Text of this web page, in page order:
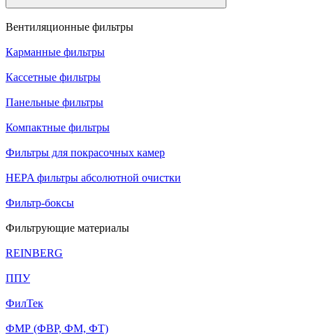
Вентиляционные фильтры
Карманные фильтры
Кассетные фильтры
Панельные фильтры
Компактные фильтры
Фильтры для покрасочных камер
HEPA фильтры абсолютной очистки
Фильтр-боксы
Фильтрующие материалы
REINBERG
ППУ
ФилТек
ФМР (ФВР, ФМ, ФТ)